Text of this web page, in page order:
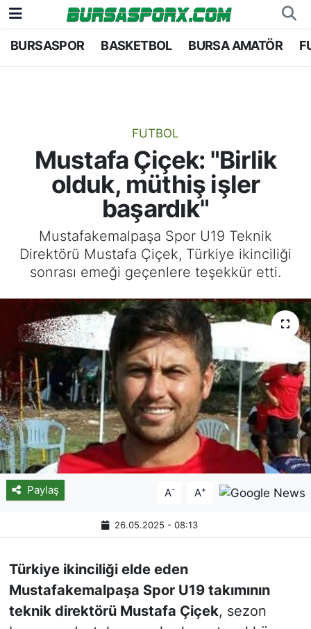
BURSASPOR BASKETBOL BURSA AMATÖR
FUTBOL
Mustafa Çiçek: "Birlik
olduk, müthiş işler
başardık"
Mustafakemalpaşa Spor U19 Teknik
Direktörü Mustafa Çiçek, Türkiye ikinciliği
sonrası emeği geçenlere teşekkür etti.
Paylaş A- A+
26.05.2025 - 08:13
Türkiye ikinciliği elde eden
Mustafakemalpaşa Spor U19 takımının
teknik direktörü Mustafa Çiçek, sezon
Bursaspor
Bursa Amatör
Hentbol
Voleybol
Bursa Nöbetçi Eczaneler
Bursa Trafik Yoğunluk Haritası
TFF 1.Lig Puan Durumu ve Fikstür
Tüm Manşetler
Son Dakika Haberleri
Haber Arşivi